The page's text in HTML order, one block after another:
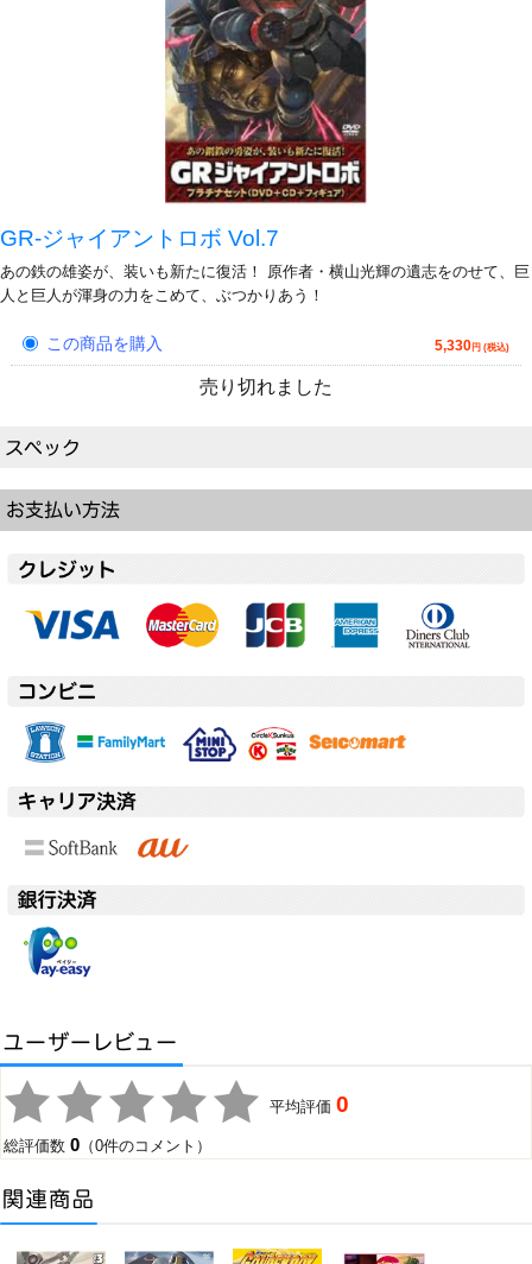
GR-ジャイアントロボ Vol.7
あの鉄の雄姿が、装いも新たに復活！ 原作者・横山光輝の遺志をのせて、巨
人と巨人が渾身の力をこめて、ぶつかりあう！
この商品を購入 5,330円 (税込)
売り切れました
平均評価0
総評価数0 （0件のコメント）